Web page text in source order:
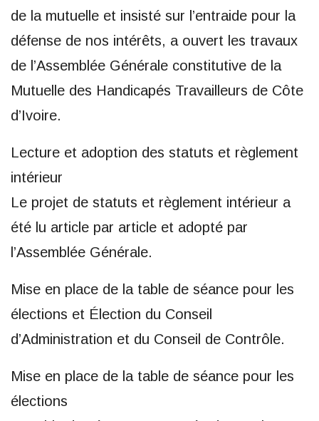
de la mutuelle et insisté sur l’entraide pour la
défense de nos intérêts, a ouvert les travaux
de l’Assemblée Générale constitutive de la
Mutuelle des Handicapés Travailleurs de Côte
d’Ivoire.
Lecture et adoption des statuts et règlement
intérieur
Le projet de statuts et règlement intérieur a
été lu article par article et adopté par
l’Assemblée Générale.
Mise en place de la table de séance pour les
élections et Élection du Conseil
d’Administration et du Conseil de Contrôle.
Mise en place de la table de séance pour les
élections